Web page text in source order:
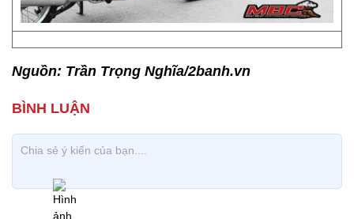
Nguồn: Trần Trọng Nghĩa/2banh.vn